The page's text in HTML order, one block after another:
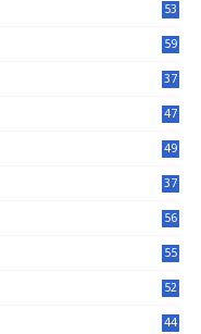
53
59
37
47
49
37
56
55
52
44